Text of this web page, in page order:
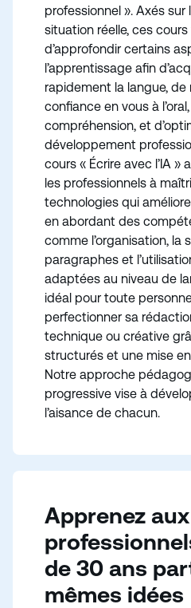
professionnel ». Axés
situation réelle, ces
d’approfondir certains
l’apprentissage afin
rapidement la langue,
confiance en vous à
compréhension, et
développement
cours « Écrire avec l’IA
les professionnels à
technologies qui
en abordant des
comme l’organisation, la
paragraphes et
adaptées au niveau de
idéal pour toute
perfectionner sa
technique ou créative
structurés et une mise
Notre approche
progressive vise à
l’aisance de chacun.
Apprenez
de 30 ans
mêmes idées